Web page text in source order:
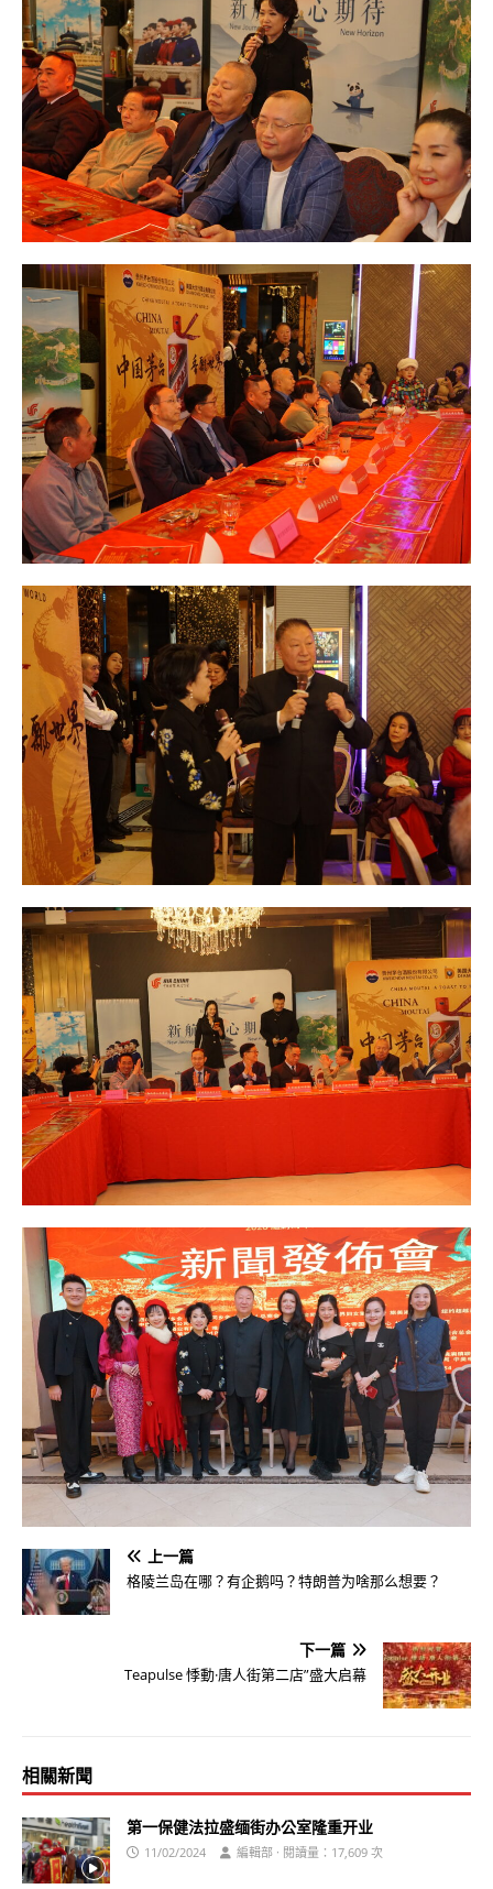
上一篇
格陵兰岛在哪？有企鹅吗？特朗普为啥那么想要？
下一篇
Teapulse 悸動·唐人街第二店”盛大启幕
相關新聞
第一保健法拉盛缅街办公室隆重开业
11/02/2024 編輯部 · 閱讀量：17,609 次